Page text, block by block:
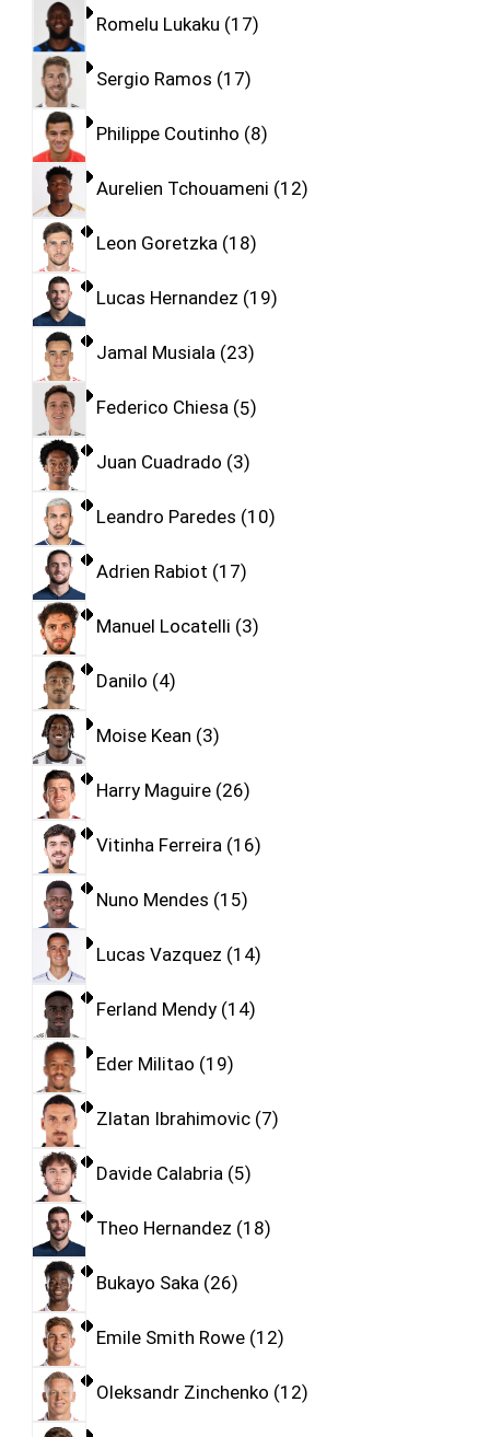
Romelu Lukaku 17
Sergio Ramos 17
Philippe Coutinho 8
Aurelien Tchouameni 12
Leon Goretzka 18
Lucas Hernandez 19
Jamal Musiala 23
Federico Chiesa 5
Juan Cuadrado 3
Leandro Paredes 10
Adrien Rabiot 17
Manuel Locatelli 3
Danilo 4
Moise Kean 3
Harry Maguire 26
Vitinha Ferreira 16
Nuno Mendes 15
Lucas Vazquez 14
Ferland Mendy 14
Eder Militao 19
Zlatan Ibrahimovic 7
Davide Calabria 5
Theo Hernandez 18
Bukayo Saka 26
Emile Smith Rowe 12
Oleksandr Zinchenko 12